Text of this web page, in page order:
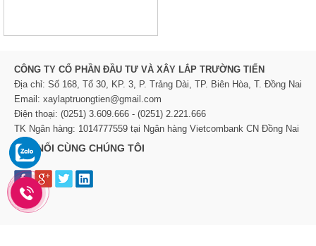
CÔNG TY CỔ PHẦN ĐẦU TƯ VÀ XÂY LẮP TRƯỜNG TIẾN
Địa chỉ: Số 168, Tổ 30, KP. 3, P. Trảng Dài, TP. Biên Hòa, T. Đồng Nai
Email: xaylaptruongtien@gmail.com
Điện thoại: (0251) 3.609.666 - (0251) 2.221.666
TK Ngân hàng: 1014777559 tại Ngân hàng Vietcombank CN Đồng Nai
KẾT NỐI CÙNG CHÚNG TÔI